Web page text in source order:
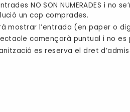
NO SON NUMERADES i no
un cop comprades.
mostrar l’entrada (en paper o
començarà puntual i no
es reserva el dret